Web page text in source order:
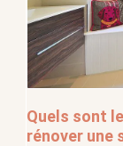
Quels sont
rénover une